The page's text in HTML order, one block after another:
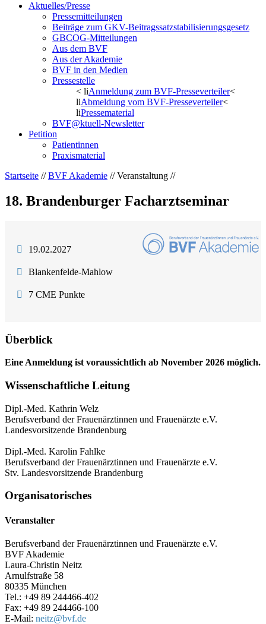
Aktuelles/Presse
Pressemitteilungen
Beiträge zum GKV-Beitragssatzstabilisierungsgesetz
GBCOG-Mitteilungen
Aus dem BVF
Aus der Akademie
BVF in den Medien
Pressestelle
< liAnmeldung zum BVF-Presseverteiler<
liAbmeldung vom BVF-Presseverteiler<
liPressematerial
BVF@ktuell-Newsletter
Petition
Patientinnen
Praxismaterial
Startseite //BVF Akademie // Veranstaltung //
18. Brandenburger Facharztseminar
19.02.2027
Blankenfelde-Mahlow
7 CME Punkte
Überblick
Eine Anmeldung ist voraussichtlich ab November 2026 möglich.
Wissenschaftliche Leitung
Dipl.-Med. Kathrin Welz
Berufsverband der Frauenärztinnen und Frauenärzte e.V.
Landesvorsitzende Brandenburg
Dipl.-Med. Karolin Fahlke
Berufsverband der Frauenärztinnen und Frauenärzte e.V.
Stv. Landesvorsitzende Brandenburg
Organisatorisches
Veranstalter
Berufsverband der Frauenärztinnen und Frauenärzte e.V.
BVF Akademie
Laura-Christin Neitz
Arnulfstraße 58
80335 München
Tel.: +49 89 244466-402
Fax: +49 89 244466-100
E-Mail: neitz@bvf.de